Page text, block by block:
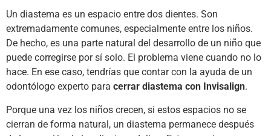
Un diastema es un espacio entre dos dientes. Son
extremadamente comunes, especialmente entre los niños.
De hecho, es una parte natural del desarrollo de un niño que
puede corregirse por sí solo. El problema viene cuando no lo
hace. En ese caso, tendrías que contar con la ayuda de un
odontólogo experto para cerrar diastema con Invisalign.
Porque una vez los niños crecen, si estos espacios no se
cierran de forma natural, un diastema permanece después